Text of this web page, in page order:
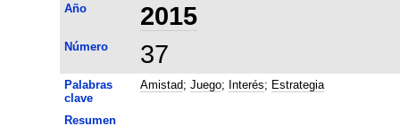
Año 2015
Número 37
Palabras
clave
Amistad; Juego; Interés; Estrategia
Resumen